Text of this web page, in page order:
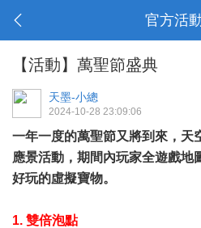
官方活
【活動】萬聖節盛典
天墨-小總
2024-10-28 23:09:06
一年一度的萬聖節又將到來，天
應景活動，期間內玩家全遊戲地
好玩的虛擬寶物。
1. 雙倍泡點